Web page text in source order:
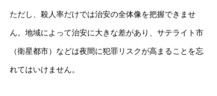
ただし、殺人率だけでは治安の全体像を把握できませ
ん。地域によって治安に大きな差があり、サテライト市
（衛星都市）などは夜間に犯罪リスクが高まることを忘
れてはいけません。